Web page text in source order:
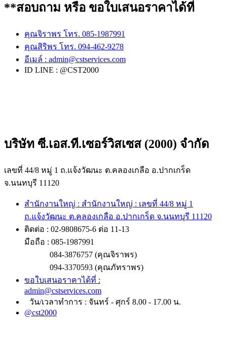
**สอบถาม หรือ ขอใบเสนอราคาได้ที่
คุณจิราพร โทร. 085-1987991
คุณสิริพร โทร. 094-462-9278
อีเมล์ : admin@cstservices.com
ID LINE : @CST2000
บริษัท ซี.เอส.ที.เซอร์วิสเซส (2000) จำกัด
เลขที่ 44/8 หมู่ 1 ถ.แจ้งวัฒนะ ต.คลองเกลือ อ.ปากเกร็ด
จ.นนทบุรี 11120
สำนักงานใหญ่ : สำนักงานใหญ่ : เลขที่ 44/8 หมู่ 1
ถ.แจ้งวัฒนะ ต.คลองเกลือ อ.ปากเกร็ด จ.นนทบุรี 11120
ติดต่อ : 02-9808675-6 ต่อ 11-13
มือถือ : 085-1987991
084-3876757 (คุณจิราพร)
094-3370593 (คุณภัทราพร)
ขอใบเสนอราคาได้ที่ :
admin@cstservices.com
วัน/เวลาทำการ : จันทร์ - ศุกร์ 8.00 - 17.00 น.
@cst2000